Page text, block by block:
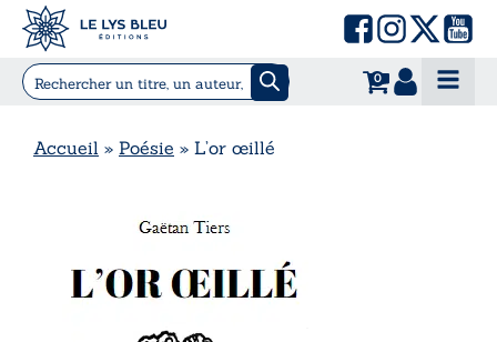
0
Accueil » Poésie » L’or œillé